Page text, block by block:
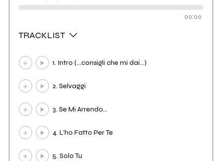
00:00
TRACKLIST
1. Intro (...consigli che mi dai...)
2. Selvaggi
3. Se Mi Arrendo...
4. L’ho Fatto Per Te
5. Solo Tu